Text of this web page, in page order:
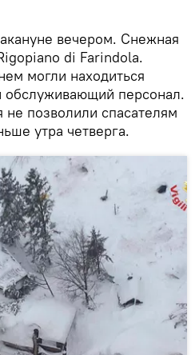
вечером. Снежная
di Farindola.
могли находиться
обслуживающий персонал.
позволили спасателям
утра четверга.